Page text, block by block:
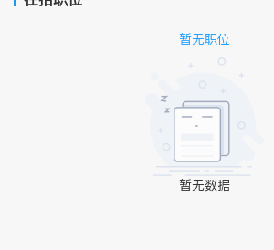
暂无职位
暂无数据